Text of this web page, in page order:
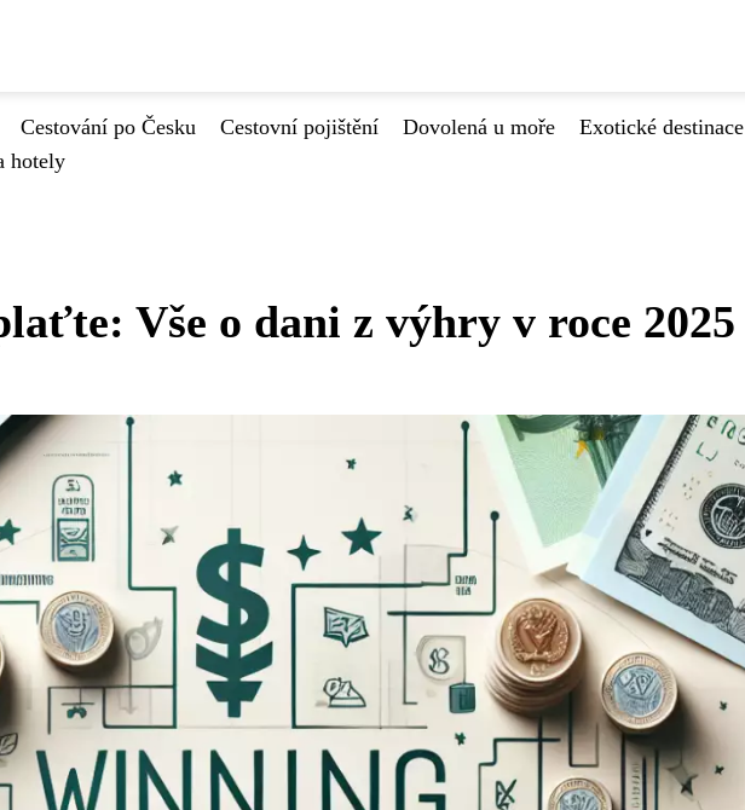
Cestování po Česku Cestovní pojištění Dovolená u moře Exotické destinace
hotely
Vše o dani z výhry v roce 2025